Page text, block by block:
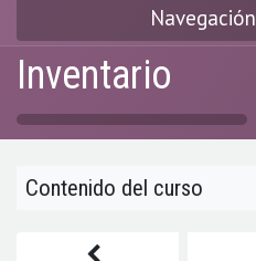
Navegación
Inventario
Contenido del curso